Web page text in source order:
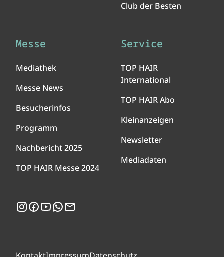
Club der Besten
Messe
Mediathek
Messe News
Besucherinfos
Programm
Nachbericht 2025
TOP HAIR Messe 2024
Service
TOP HAIR
International
TOP HAIR Abo
Kleinanzeigen
Newsletter
Mediadaten
Instagram
Facebook
YouTubeWhatsApp